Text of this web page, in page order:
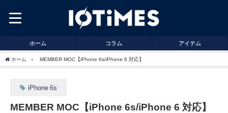
ホーム コラム アイテム
ホーム MEMBER MOC【iPhone 6s/iPhone 6 対応】
iPhone 6s
MEMBER MOC【iPhone 6s/iPhone 6 対応】